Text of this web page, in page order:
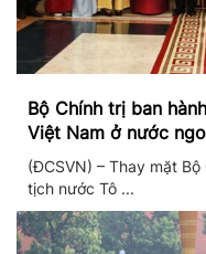
Bộ Chính trị ban
Việt Nam ở nước
(ĐCSVN) – Thay mặt
tịch nước Tô ...